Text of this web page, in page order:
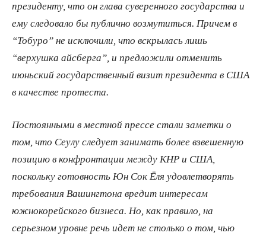
президенту, что он глава суверенного государства и
ему следовало бы публично возмутиться. Причем в
“Тобуро” не исключили, что вскрылась лишь
“верхушка айсберга”, и предложили отменить
июньский государственный визит президента в США
в качестве протеста.
Постоянными в местной прессе стали заметки о
том, что Сеулу следует занимать более взвешенную
позицию в конфронтации между КНР и США,
поскольку готовность Юн Сок Ёля удовлетворять
требования Вашингтона вредит интересам
южнокорейского бизнеса. Но, как правило, на
серьезном уровне речь идет не столько о том, чью